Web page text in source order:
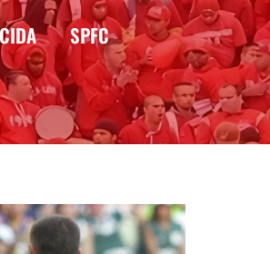
SPFC